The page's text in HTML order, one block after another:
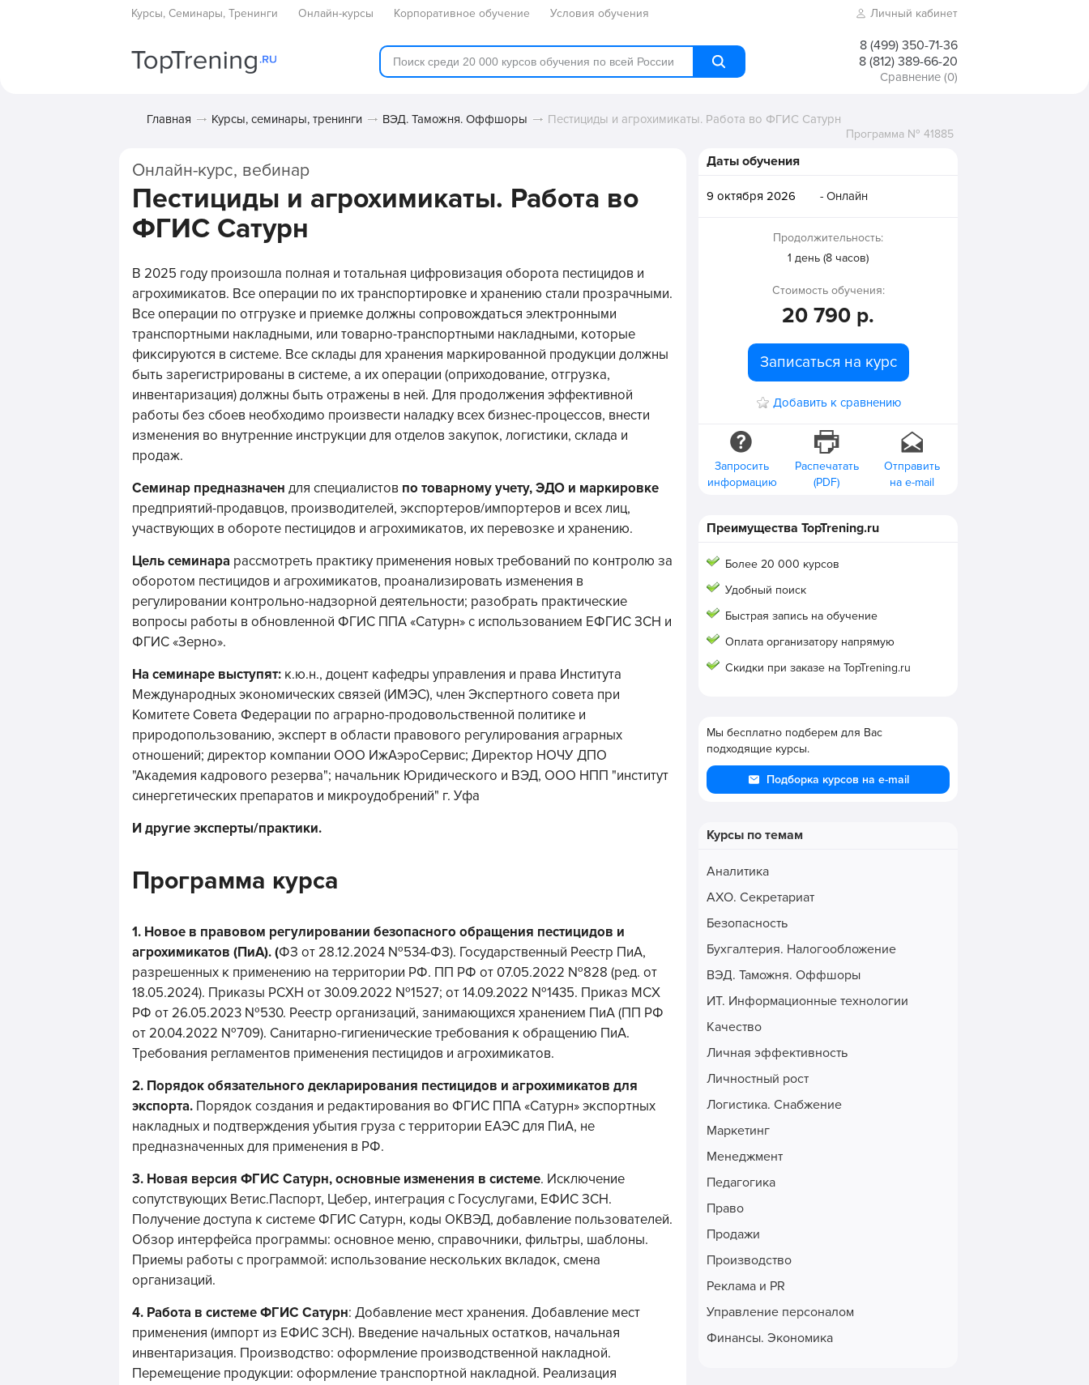
Курсы, Семинары, Тренинги Онлайн-курсы Корпоративное обучение Условия обучения Личный кабинет
8 (499) 350-71-36
8 (812) 389-66-20
Сравнение (0)
Главная Курсы, семинары, тренинги ВЭД. Таможня. Оффшоры Пестициды и агрохимикаты. Работа во ФГИС Сатурн
Онлайн-курс, вебинар
Пестициды и агрохимикаты. Работа во
ФГИС Сатурн
В 2025 году произошла полная и тотальная цифровизация оборота пестицидов и
агрохимикатов. Все операции по их транспортировке и хранению стали прозрачными.
Все операции по отгрузке и приемке должны сопровождаться электронными
транспортными накладными, или товарно-транспортными накладными, которые
фиксируются в системе. Все склады для хранения маркированной продукции должны
быть зарегистрированы в системе, а их операции (оприходование, отгрузка,
инвентаризация) должны быть отражены в ней. Для продолжения эффективной
работы без сбоев необходимо произвести наладку всех бизнес-процессов, внести
изменения во внутренние инструкции для отделов закупок, логистики, склада и
продаж.
Семинар предназначен для специалистов по товарному учету, ЭДО и маркировке
предприятий-продавцов, производителей, экспортеров/импортеров и всех лиц,
участвующих в обороте пестицидов и агрохимикатов, их перевозке и хранению.
Цель семинара рассмотреть практику применения новых требований по контролю за
оборотом пестицидов и агрохимикатов, проанализировать изменения в
регулировании контрольно-надзорной деятельности; разобрать практические
вопросы работы в обновленной ФГИС ППА «Сатурн» с использованием ЕФГИС ЗСН и
ФГИС «Зерно».
На семинаре выступят: к.ю.н., доцент кафедры управления и права Института
Международных экономических связей (ИМЭС), член Экспертного совета при
Комитете Совета Федерации по аграрно-продовольственной политике и
природопользованию, эксперт в области правового регулирования аграрных
отношений; директор компании ООО ИжАэроСервис; Директор НОЧУ ДПО
"Академия кадрового резерва"; начальник Юридического и ВЭД, ООО НПП "институт
синергетических препаратов и микроудобрений" г. Уфа
И другие эксперты/практики.
Программа курса
1. Новое в правовом регулировании безопасного обращения пестицидов и
агрохимикатов (ПиА). (ФЗ от 28.12.2024 №534-ФЗ). Государственный Реестр ПиА,
разрешенных к применению на территории РФ. ПП РФ от 07.05.2022 №828 (ред. от
18.05.2024). Приказы РСХН от 30.09.2022 №1527; от 14.09.2022 №1435. Приказ МСХ
РФ от 26.05.2023 №530. Реестр организаций, занимающихся хранением ПиА (ПП РФ
от 20.04.2022 №709). Санитарно-гигиенические требования к обращению ПиА.
Требования регламентов применения пестицидов и агрохимикатов.
2. Порядок обязательного декларирования пестицидов и агрохимикатов для
экспорта. Порядок создания и редактирования во ФГИС ППА «Сатурн» экспортных
накладных и подтверждения убытия груза с территории ЕАЭС для ПиА, не
предназначенных для применения в РФ.
3. Новая версия ФГИС Сатурн, основные изменения в системе. Исключение
сопутствующих Ветис.Паспорт, Цебер, интеграция с Госуслугами, ЕФИС ЗСН.
Получение доступа к системе ФГИС Сатурн, коды ОКВЭД, добавление пользователей.
Обзор интерфейса программы: основное меню, справочники, фильтры, шаблоны.
Приемы работы с программой: использование нескольких вкладок, смена
организаций.
4. Работа в системе ФГИС Сатурн: Добавление мест хранения. Добавление мест
применения (импорт из ЕФИС ЗСН). Введение начальных остатков, начальная
инвентаризация. Производство: оформление производственной накладной.
Перемещение продукции: оформление транспортной накладной. Реализация
Программа № 41885
Даты обучения
9 октября 2026 - Онлайн
Продолжительность:
1 день (8 часов)
Стоимость обучения:
20 790 р.
Записаться на курс
Добавить к сравнению
Запросить
информацию
Распечатать
(PDF)
Отправить
на e-mail
Преимущества TopTrening.ru
Более 20 000 курсов
Удобный поиск
Быстрая запись на обучение
Оплата организатору напрямую
Скидки при заказе на TopTrening.ru
Мы бесплатно подберем для Вас
подходящие курсы.
Подборка курсов на e-mail
Курсы по темам
Аналитика
АХО. Секретариат
Безопасность
Бухгалтерия. Налогообложение
ВЭД. Таможня. Оффшоры
ИТ. Информационные технологии
Качество
Личная эффективность
Личностный рост
Логистика. Снабжение
Маркетинг
Менеджмент
Педагогика
Право
Продажи
Производство
Реклама и PR
Управление персоналом
Финансы. Экономика